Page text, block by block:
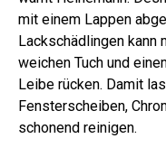
mit einem Lappen
Lackschädlingen kann
weichen Tuch und
Leibe rücken. Damit
Fensterscheiben,
schonend reinigen.